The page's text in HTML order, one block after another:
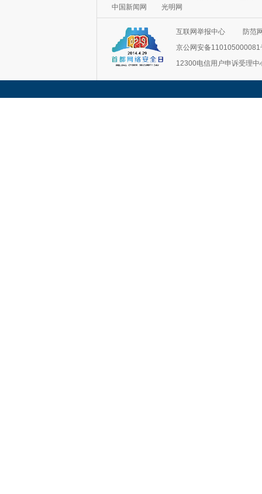
中国新闻网
光明网
互联网举报中心
防范
京公网安备110105000081
12300电信用户申诉受理中